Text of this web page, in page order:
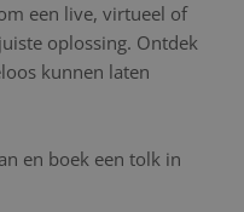
een live, virtueel of
oplossing. Ontdek
kunnen laten
en boek een tolk in